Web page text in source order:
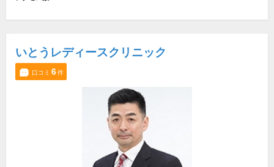
いとうレディースクリニック
口コミ 6件